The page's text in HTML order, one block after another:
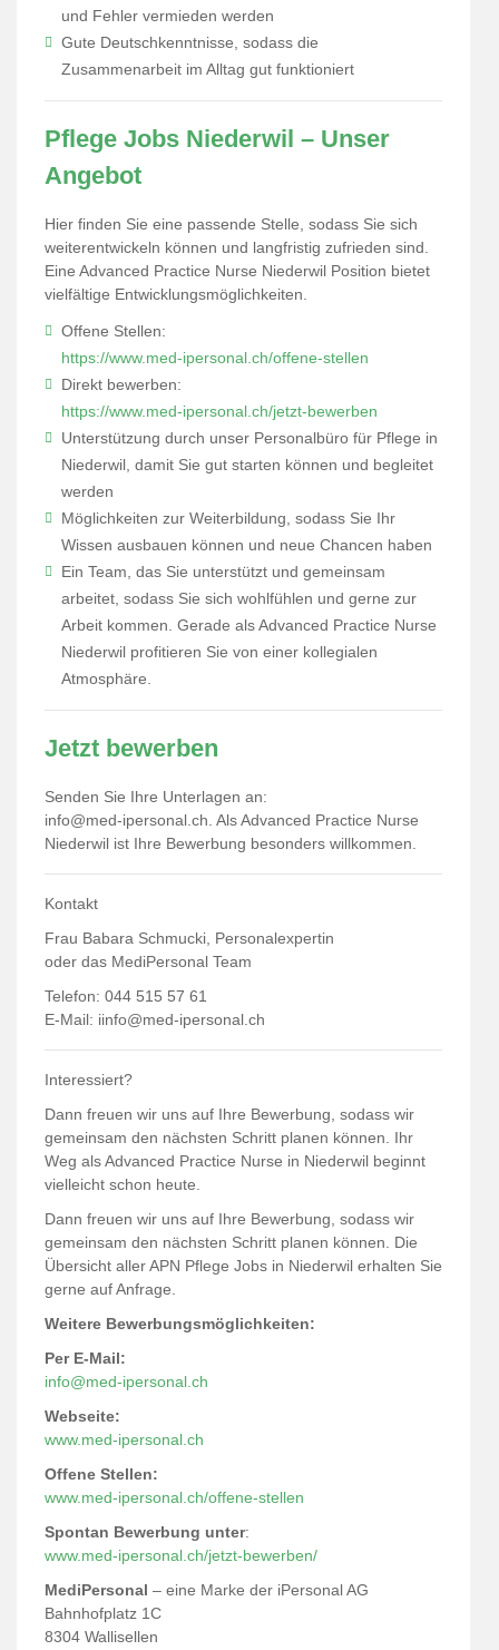
und Fehler vermieden werden
Gute Deutschkenntnisse, sodass die
Zusammenarbeit im Alltag gut funktioniert
Pflege Jobs Niederwil – Unser
Angebot
Hier finden Sie eine passende Stelle, sodass Sie sich
weiterentwickeln können und langfristig zufrieden sind.
Eine Advanced Practice Nurse Niederwil Position bietet
vielfältige Entwicklungsmöglichkeiten.
Offene Stellen:
https://www.med-ipersonal.ch/offene-stellen
Direkt bewerben:
https://www.med-ipersonal.ch/jetzt-bewerben
Unterstützung durch unser Personalbüro für Pflege in
Niederwil, damit Sie gut starten können und begleitet
werden
Möglichkeiten zur Weiterbildung, sodass Sie Ihr
Wissen ausbauen können und neue Chancen haben
Ein Team, das Sie unterstützt und gemeinsam
arbeitet, sodass Sie sich wohlfühlen und gerne zur
Arbeit kommen. Gerade als Advanced Practice Nurse
Niederwil profitieren Sie von einer kollegialen
Atmosphäre.
Jetzt bewerben
Senden Sie Ihre Unterlagen an:
info@med-ipersonal.ch . Als Advanced Practice Nurse
Niederwil ist Ihre Bewerbung besonders willkommen.
Kontakt
Frau Babara Schmucki, Personalexpertin
oder das MediPersonal Team
Telefon: 044 515 57 61
E-Mail: iinfo@med-ipersonal.ch
Interessiert?
Dann freuen wir uns auf Ihre Bewerbung, sodass wir
gemeinsam den nächsten Schritt planen können. Ihr
Weg als Advanced Practice Nurse in Niederwil beginnt
vielleicht schon heute.
Dann freuen wir uns auf Ihre Bewerbung, sodass wir
gemeinsam den nächsten Schritt planen können. Die
Übersicht aller APN Pflege Jobs in Niederwil erhalten Sie
gerne auf Anfrage.
Weitere Bewerbungsmöglichkeiten:
Per E-Mail:
info@med-ipersonal.ch
Webseite:
www.med-ipersonal.ch
Offene Stellen:
www.med-ipersonal.ch/offene-stellen
Spontan Bewerbung unter:
www.med-ipersonal.ch/jetzt-bewerben/
MediPersonal – eine Marke der iPersonal AG
Bahnhofplatz 1C
8304 Wallisellen